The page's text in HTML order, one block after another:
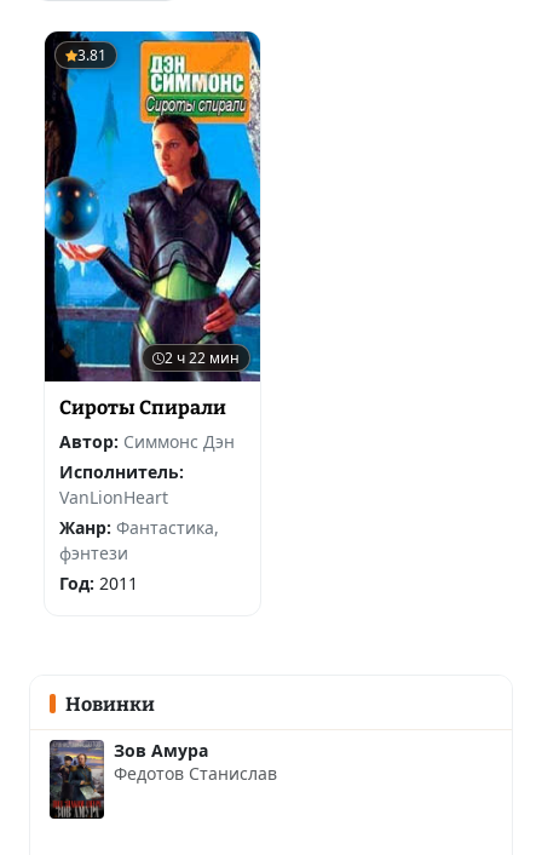
3.81
2 ч 22 мин
Сироты Спирали
Автор: Симмонс Дэн
Исполнитель:
VanLionHeart
Жанр: Фантастика,
фэнтези
Год: 2011
Новинки
Зов Амура
Федотов Станислав